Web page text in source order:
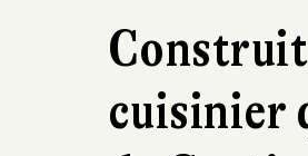
cuisinier